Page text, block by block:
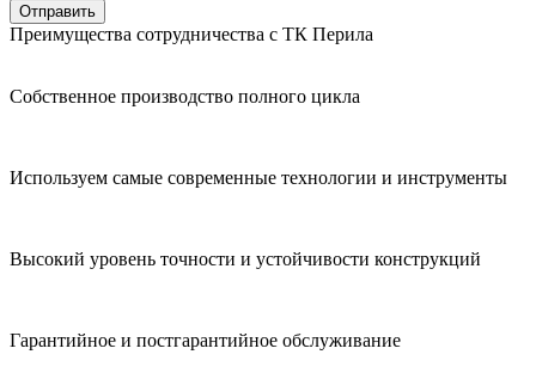
Преимущества сотрудничества с ТК Перила
Собственное производство полного цикла
Используем самые современные технологии и инструменты
Высокий уровень точности и устойчивости конструкций
Гарантийное и постгарантийное обслуживание